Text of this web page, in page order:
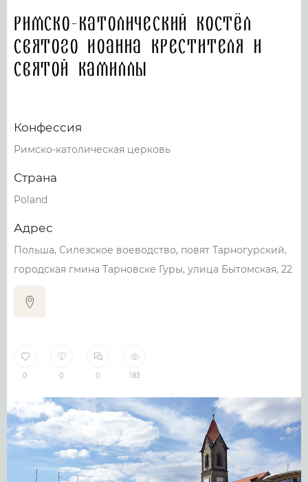
Римско-католический костёл
Святого Иоанна Крестителя и
Святой Камиллы
Конфессия
Римско-католическая церковь
Страна
Poland
Адрес
Польша, Силезское воеводство, повят Тарногурский,
городская гмина Тарновске Гуры, улица Бытомская, 22
0 0 0 183